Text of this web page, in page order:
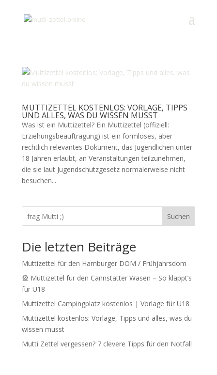
MUTTIZETTEL KOSTENLOS: VORLAGE, TIPPS
UND ALLES, WAS DU WISSEN MUSST
Was ist ein Muttizettel? Ein Muttizettel (offiziell:
Erziehungsbeauftragung) ist ein formloses, aber
rechtlich relevantes Dokument, das Jugendlichen unter
18 Jahren erlaubt, an Veranstaltungen teilzunehmen,
die sie laut Jugendschutzgesetz normalerweise nicht
besuchen...
Suchen
Die letzten Beiträge
Muttizettel für den Hamburger DOM / Frühjahrsdom
🎡 Muttizettel für den Cannstatter Wasen – So klappt’s
für U18
Muttizettel Campingplatz kostenlos | Vorlage für U18
Muttizettel kostenlos: Vorlage, Tipps und alles, was du
wissen musst
Mutti Zettel vergessen? 7 clevere Tipps für den Notfall